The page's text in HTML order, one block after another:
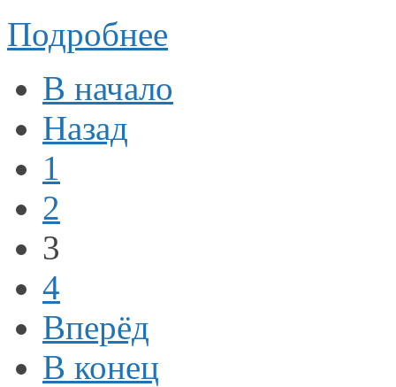
Подробнее
В начало
Назад
1
2
3
4
Вперёд
В конец